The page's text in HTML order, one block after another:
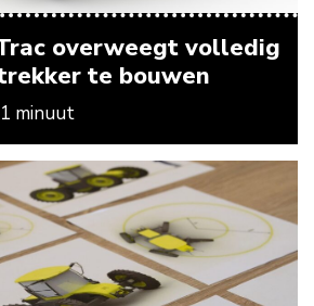
overweegt volledig
te bouwen
1 minuut